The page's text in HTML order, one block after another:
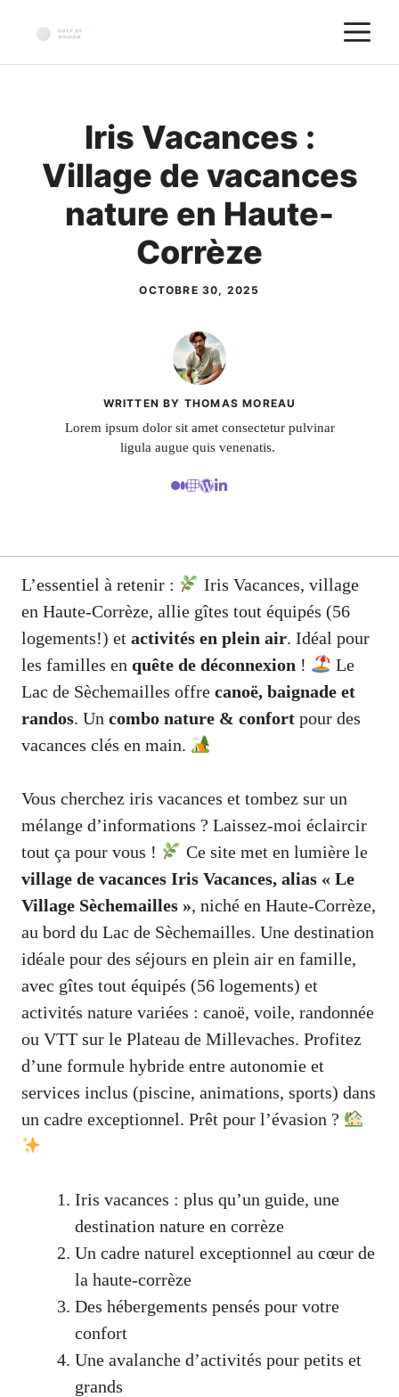
contenu
Iris Vacances :
Village de vacances
nature en Haute-
Corrèze
OCTOBRE 30, 2025
WRITTEN BY THOMAS MOREAU
Lorem ipsum dolor sit amet consectetur pulvinar
ligula augue quis venenatis.
L’essentiel à retenir :
Iris Vacances, village
en Haute-Corrèze, allie gîtes tout équipés (56
logements!) et activités en plein air. Idéal pour
les familles en quête de déconnexion !
Le
Lac de Sèchemailles offre canoë, baignade et
randos. Un combo nature & confort pour des
vacances clés en main.
Vous cherchez iris vacances et tombez sur un
mélange d’informations ? Laissez-moi éclaircir
tout ça pour vous !
Ce site met en lumière le
village de vacances Iris Vacances, alias « Le
Village Sèchemailles », niché en Haute-Corrèze,
au bord du Lac de Sèchemailles. Une destination
idéale pour des séjours en plein air en famille,
avec gîtes tout équipés (56 logements) et
activités nature variées : canoë, voile, randonnée
ou VTT sur le Plateau de Millevaches. Profitez
d’une formule hybride entre autonomie et
services inclus (piscine, animations, sports) dans
un cadre exceptionnel. Prêt pour l’évasion ?
Iris vacances : plus qu’un guide, une
destination nature en corrèze
Un cadre naturel exceptionnel au cœur de
la haute-corrèze
Des hébergements pensés pour votre
confort
Une avalanche d’activités pour petits et
grands